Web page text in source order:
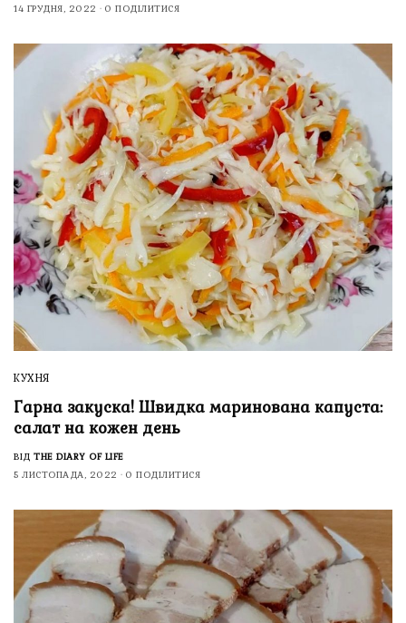
14 ГРУДНЯ, 2022
0 ПОДІЛИТИСЯ
КУХНЯ
Гарна закуска! Швидка маринована капуста:
салат на кожен день
ВІД THE DIARY OF LIFE
5 ЛИСТОПАДА, 2022
0 ПОДІЛИТИСЯ